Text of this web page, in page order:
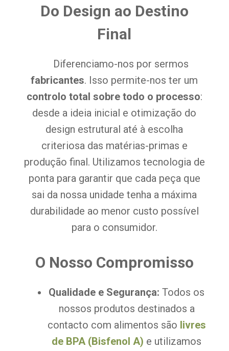
Do Design ao Destino
Final
Diferenciamo-nos por sermos
fabricantes. Isso permite-nos ter um
controlo total sobre todo o processo:
desde a ideia inicial e otimização do
design estrutural até à escolha
criteriosa das matérias-primas e
produção final. Utilizamos tecnologia de
ponta para garantir que cada peça que
sai da nossa unidade tenha a máxima
durabilidade ao menor custo possível
para o consumidor.
O Nosso Compromisso
Qualidade e Segurança: Todos os
nossos produtos destinados a
contacto com alimentos são livres
de BPA (Bisfenol A) e utilizamos